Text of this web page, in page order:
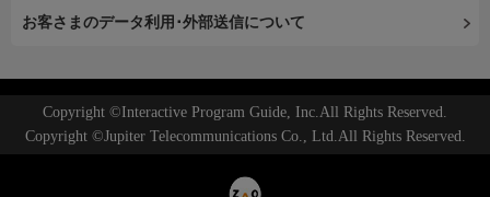
お客さまのデータ利用･外部送信について
Copyright ©Interactive Program Guide, Inc.All Rights Reserved.
Copyright ©Jupiter Telecommunications Co., Ltd.All Rights Reserved.